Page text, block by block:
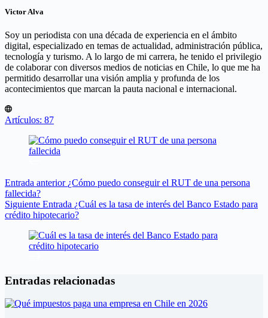
Victor Alva
Soy un periodista con una década de experiencia en el ámbito
digital, especializado en temas de actualidad, administración pública,
tecnología y turismo. A lo largo de mi carrera, he tenido el privilegio
de colaborar con diversos medios de noticias en Chile, lo que me ha
permitido desarrollar una visión amplia y profunda de los
acontecimientos que marcan la pauta nacional e internacional.
Artículos: 87
Entrada anterior ¿Cómo puedo conseguir el RUT de una persona
fallecida?
Siguiente Entrada ¿Cuál es la tasa de interés del Banco Estado para
crédito hipotecario?
Entradas relacionadas